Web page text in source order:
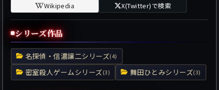
Wikipedia X(Twitter)で検索
シリーズ作品
名探偵・信濃譲二シリーズ(4)
密室殺人ゲームシリーズ(3) 舞田ひとみシリーズ(3)